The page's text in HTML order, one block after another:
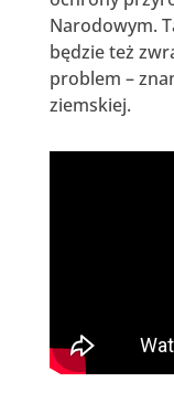
Narodowym.
będzie też
problem –
ziemskiej.